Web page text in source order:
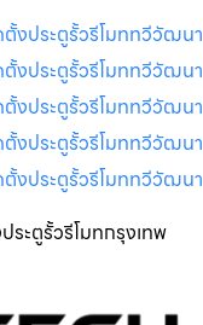
ตั้งประตูรั้วรีโมททวีวัฒนา
ตั้งประตูรั้วรีโมททวีวัฒนา
ตั้งประตูรั้วรีโมททวีวัฒนา
ตั้งประตูรั้วรีโมททวีวัฒนา
ตั้งประตูรั้วรีโมททวีวัฒนา
ระตูรั้วรีโมทกรุงเทพ